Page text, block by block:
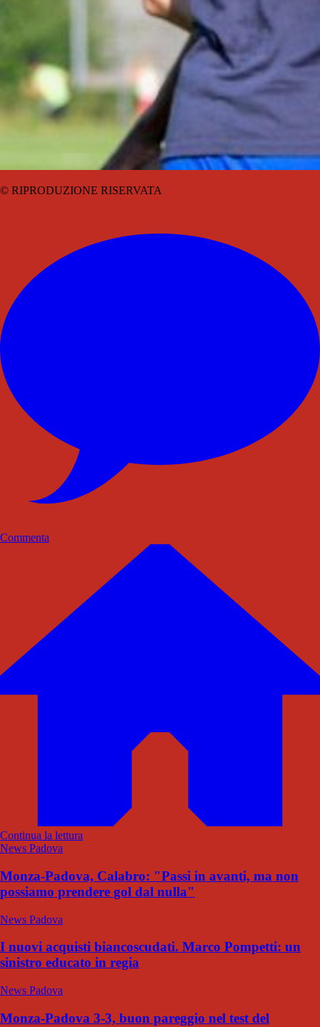
© RIPRODUZIONE RISERVATA
Commenta
Continua la lettura
News Padova
Monza-Padova, Calabro: "Passi in avanti, ma non
possiamo prendere gol dal nulla"
News Padova
I nuovi acquisti biancoscudati. Marco Pompetti: un
sinistro educato in regia
News Padova
Monza-Padova 3-3, buon pareggio nel test del